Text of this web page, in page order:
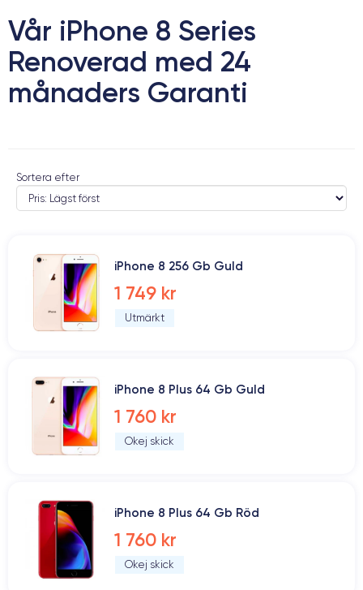
Vår iPhone 8 Series
Renoverad med 24
månaders Garanti
Sortera efter
iPhone 8 256 Gb Guld
1 749 kr
Utmärkt
iPhone 8 Plus 64 Gb Guld
1 760 kr
Okej skick
iPhone 8 Plus 64 Gb Röd
1 760 kr
Okej skick